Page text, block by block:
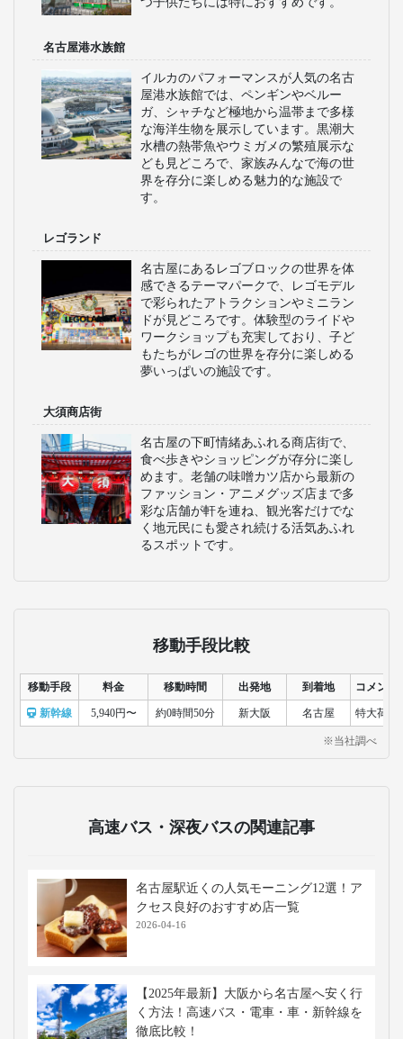
名古屋港水族館
イルカのパフォーマンスが人気の名古
屋港水族館では、ペンギンやベルー
ガ、シャチなど極地から温帯まで多様
な海洋生物を展示しています。黒潮大
水槽の熱帯魚やウミガメの繁殖展示な
ども見どころで、家族みんなで海の世
界を存分に楽しめる魅力的な施設で
す。
レゴランド
名古屋にあるレゴブロックの世界を体
感できるテーマパークで、レゴモデル
で彩られたアトラクションやミニラン
ドが見どころです。体験型のライドや
ワークショップも充実しており、子ど
もたちがレゴの世界を存分に楽しめる
夢いっぱいの施設です。
大須商店街
名古屋の下町情緒あふれる商店街で、
食べ歩きやショッピングが存分に楽し
めます。老舗の味噌カツ店から最新の
ファッション・アニメグッズ店まで多
彩な店舗が軒を連ね、観光客だけでな
く地元民にも愛され続ける活気あふれ
るスポットです。
移動手段比較
移動手段 料金 移動時間 出発地 到着地 コメント
新幹線 5,940円〜 約0時間50分 新大阪 名古屋 特大荷物
※当社調べ
高速バス・深夜バスの関連記事
名古屋駅近くの人気モーニング12選！ア
クセス良好のおすすめ店一覧
2026-04-16
【2025年最新】大阪から名古屋へ安く行
く方法！高速バス・電車・車・新幹線を
徹底比較！